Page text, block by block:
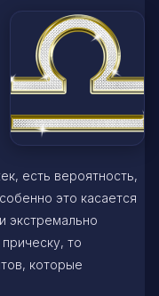
есть вероятность,
это касается
экстремально
то
которые